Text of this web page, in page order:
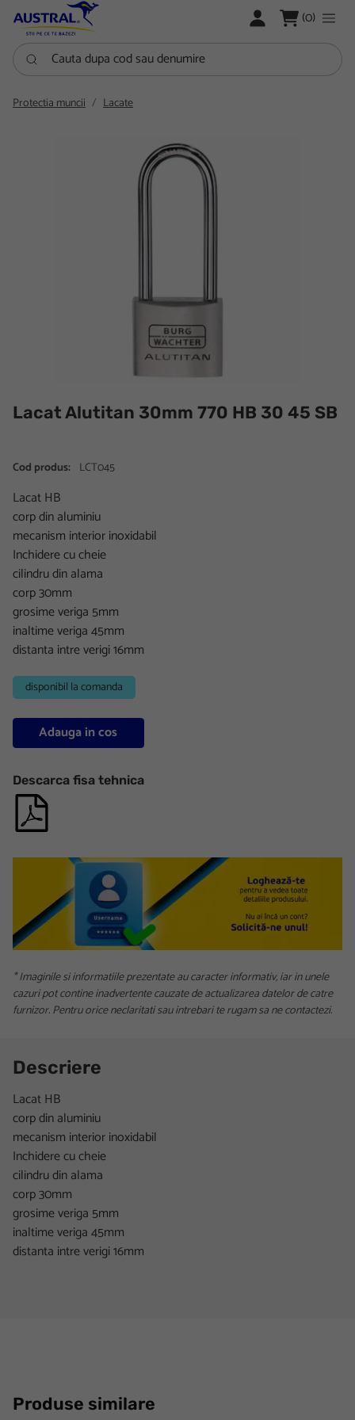
LOGARE (0)
Cauta dupa cod sau denumire
Protectia muncii Lacate
Lacat Alutitan 30mm 770 HB 30 45 SB
Cod produs: LCT045
Lacat HB
corp din aluminiu
mecanism interior inoxidabil
Inchidere cu cheie
cilindru din alama
corp 30mm
grosime veriga 5mm
inaltime veriga 45mm
distanta intre verigi 16mm
disponibil la comanda
Adauga in cos
Descarca fisa tehnica
* Imaginile si informatiile prezentate au caracter informativ, iar in unele
cazuri pot contine inadvertente cauzate de actualizarea datelor de catre
furnizor. Pentru orice neclaritati sau intrebari te rugam sa ne contactezi.
Descriere
Lacat HB
corp din aluminiu
mecanism interior inoxidabil
Inchidere cu cheie
cilindru din alama
corp 30mm
grosime veriga 5mm
inaltime veriga 45mm
distanta intre verigi 16mm
Produse similare